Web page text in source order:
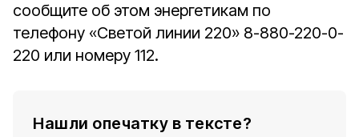
сообщите об этом энергетикам по
телефону «Светой линии 220» 8-880-220-0-
220 или номеру 112.
Нашли опечатку в тексте?